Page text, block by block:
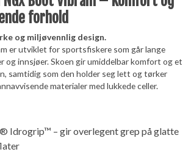
forhold
og miljøvennlig design.
er utviklet for sportsfiskere som går lange
og innsjøer. Skoen gir umiddelbar komfort og et
samtidig som den holder seg lett og tørker
materialer med lukkede celler.
Idrogrip™ – gir overlegent grep på glatte